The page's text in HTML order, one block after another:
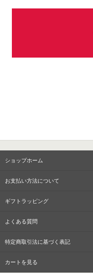
ショップホーム
お支払い方法について
ギフトラッピング
よくある質問
特定商取引法に基づく表記
カートを見る